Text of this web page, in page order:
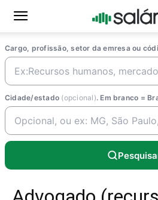
Cargo, profissão, setor da emresa ou
Cidade/estado (opcional). Em branco =